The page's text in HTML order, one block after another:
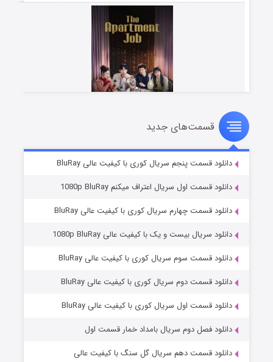
عملیات آپارتمان
قسمت2 (زیرنویس) منتشر شد
مردگان متحرک: شهر مرده ۳
قسمت2 (زیرنویس) منتشر شد
قسمت‌های جدید
دانلود قسمت پنجم سریال کوری با کیفیت عالی BluRay
دانلود قسمت اول سریال اعتراف میکنم 1080p BluRay
دانلود قسمت چهارم سریال کوری با کیفیت عالی BluRay
دانلود سریال بیست و یک با کیفیت عالی 1080p BluRay
دانلود قسمت سوم سریال کوری با کیفیت عالی BluRay
دانلود قسمت دوم سریال کوری با کیفیت عالی BluRay
دانلود قسمت اول سریال کوری با کیفیت عالی BluRay
دانلود فصل دوم سریال بامداد خمار قسمت اول
دانلود قسمت دهم سریال گل سنگ با کیفیت عالی